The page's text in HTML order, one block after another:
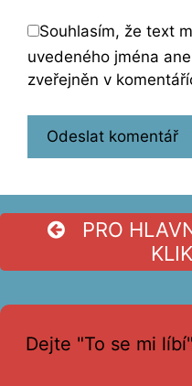
Souhlasím, že text
uvedeného jména
zveřejněn v
PRO
Dejte "To se mi